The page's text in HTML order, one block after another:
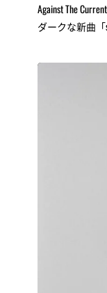
Against The
ダークな新曲「